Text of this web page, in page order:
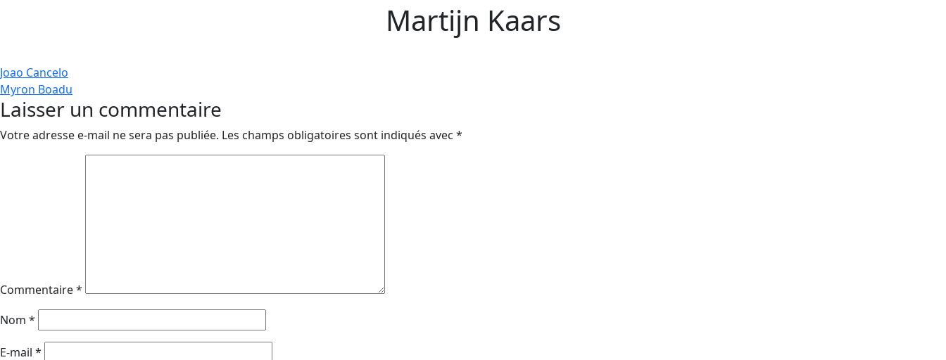
Martijn Kaars
Navigation
de
l’article
Joao Cancelo
Myron Boadu
Laisser un commentaire
Votre adresse e-mail ne sera pas publiée. Les champs obligatoires sont indiqués avec *
Commentaire*
Nom *
E-mail *